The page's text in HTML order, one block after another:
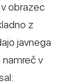
obrazec
z
javnega
namreč v